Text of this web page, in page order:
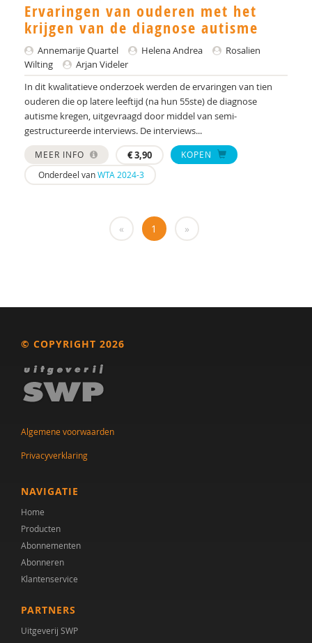
Yulius)
J.H.W. (Jorgen) Mous
PhD* | Instituut voor Psychologie
PhD | Promotores: prof. dr. J.K. Buitelaar;prof dr.
R.J. van der Gaag. Co-promotor: Dr. N.N.J.
Lambregts-Rommelse
Drs. A . van der Sijde
Susan A. H. van Hooren
Alide A. Heuvelink
Mw. A.A. Spek
Cisco Aerts
Manna A. Alma
Monika Althaus
Mw. AM. Kruishoop
Dr. Anke Scheeren
Catharina Anna Verschoor
drs. Anne In ’t Velt - Simon Thomas
Ervaringen van ouderen met het
krijgen van de diagnose autisme
Annemarije Quartel Helena Andrea
Rosalien
Wilting
Arjan Videler
In dit kwalitatieve onderzoek werden de ervaringen van tien
ouderen die op latere leeftijd (na hun 55ste) de diagnose
autisme kregen, uitgevraagd door middel van semi-
gestructureerde interviews. De interviews...
MEER INFO €3,90
KOPEN
Onderdeel vanWTA 2024-3
« 1 »
© COPYRIGHT 2026
Algemene voorwaarden
Privacyverklaring
NAVIGATIE
Home
Producten
Abonnementen
Abonneren
Klantenservice
PARTNERS
Uitgeverij SWP